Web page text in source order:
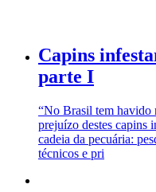
Capins
parte I
“No Brasil tem havido
prejuízo destes capins
cadeia da pecuária:
técnicos e pri